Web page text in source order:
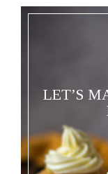
LET’S